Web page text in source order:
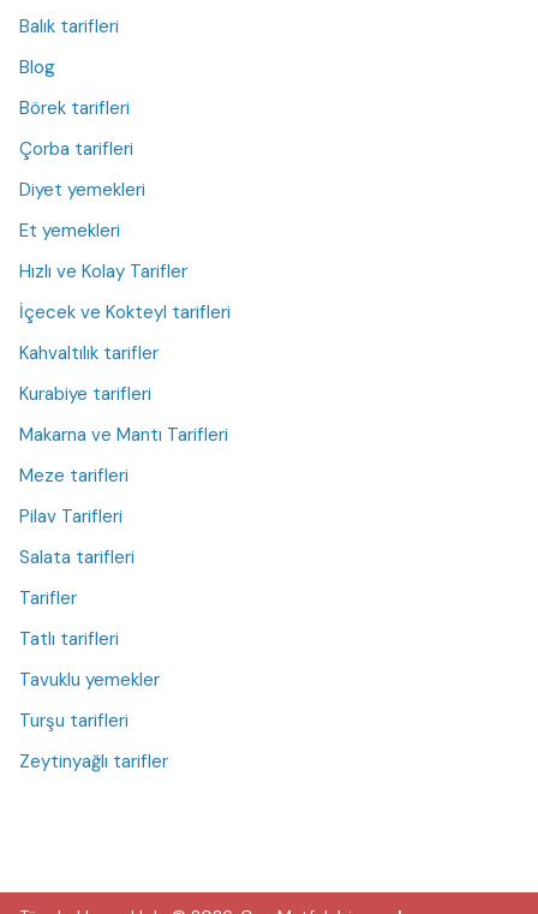
Balık tarifleri
Blog
Börek tarifleri
Çorba tarifleri
Diyet yemekleri
Et yemekleri
Hızlı ve Kolay Tarifler
İçecek ve Kokteyl tarifleri
Kahvaltılık tarifler
Kurabiye tarifleri
Makarna ve Mantı Tarifleri
Meze tarifleri
Pilav Tarifleri
Salata tarifleri
Tarifler
Tatlı tarifleri
Tavuklu yemekler
Turşu tarifleri
Zeytinyağlı tarifler